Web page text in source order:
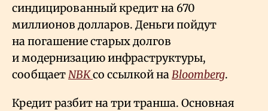
синдицированный кредит на 670
миллионов долларов. Деньги пойдут
на погашение старых долгов
и модернизацию инфраструктуры,
сообщает NBKсо ссылкой на Bloomberg.
Кредит разбит на три транша. Основная